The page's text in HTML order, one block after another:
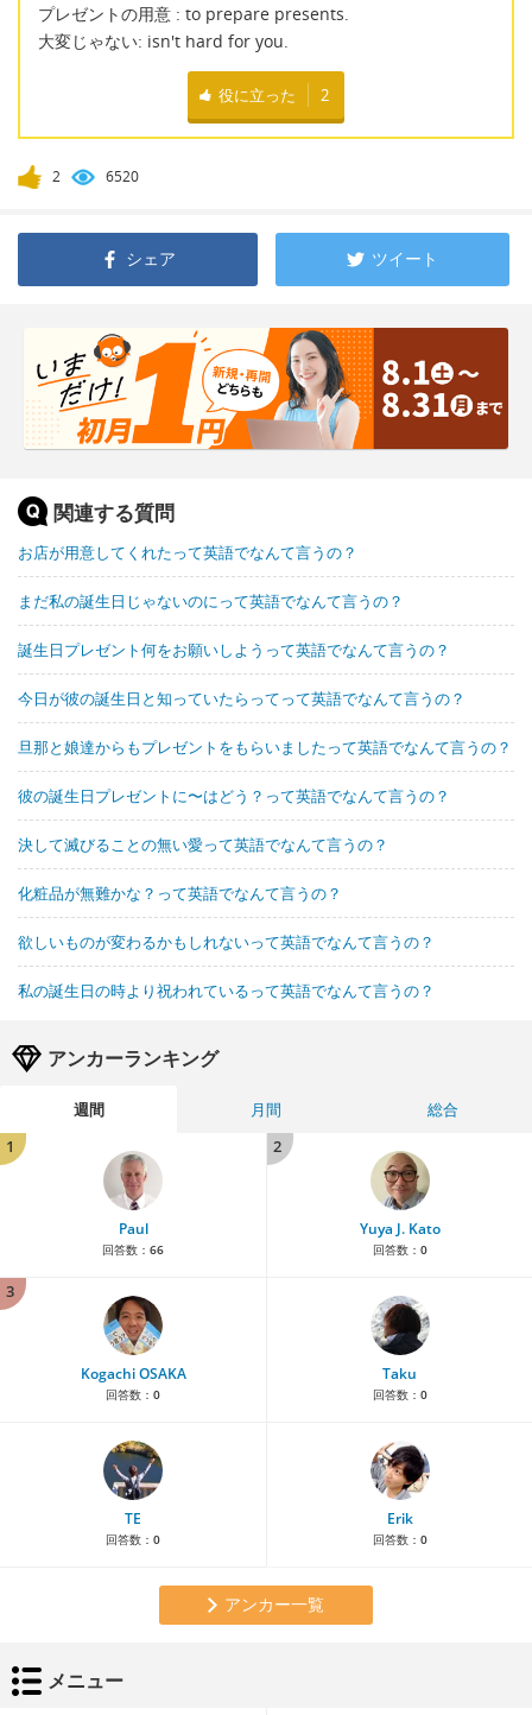
プレゼントの用意 : to prepare presents.
大変じゃない: isn't hard for you.
役に立った 2
2 6520
シェア ツイート
関連する質問
お店が用意してくれたって英語でなんて言うの？
まだ私の誕生日じゃないのにって英語でなんて言うの？
誕生日プレゼント何をお願いしようって英語でなんて言うの？
今日が彼の誕生日と知っていたらってって英語でなんて言うの？
旦那と娘達からもプレゼントをもらいましたって英語でなんて言うの？
彼の誕生日プレゼントに〜はどう？って英語でなんて言うの？
決して滅びることの無い愛って英語でなんて言うの？
化粧品が無難かな？って英語でなんて言うの？
欲しいものが変わるかもしれないって英語でなんて言うの？
私の誕生日の時より祝われているって英語でなんて言うの？
アンカーランキング
週間 月間
総合
1
Paul
回答数： 66
2
Yuya J. Kato
回答数： 0
3
Kogachi OSAKA
回答数： 0
Taku
回答数： 0
TE
回答数： 0
Erik
回答数： 0
アンカー一覧
メニュー